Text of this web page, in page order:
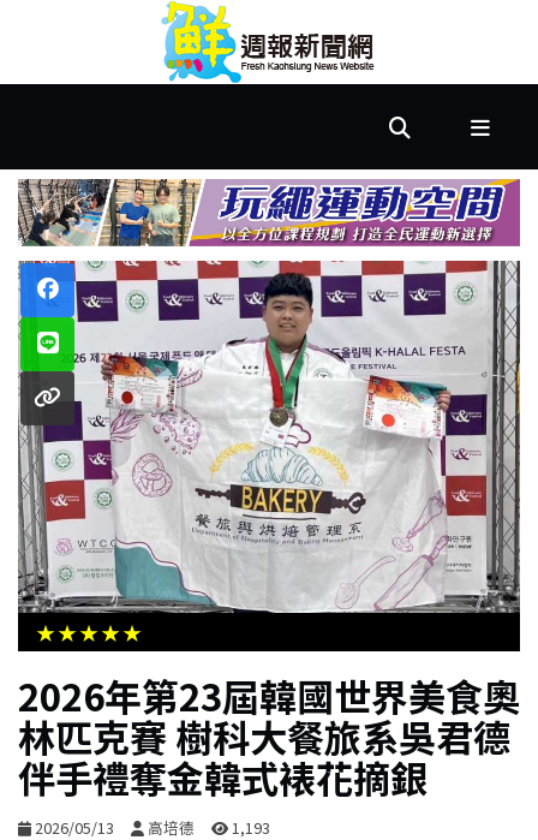
首
市
政
文
教
樂
活
居
家
生
活
合
影
音
★★★★★
2026年第23屆韓國世界美食奧
林匹克賽 樹科大餐旅系吳君德
伴手禮奪金韓式裱花摘銀
2026/05/13 高培德 1,193